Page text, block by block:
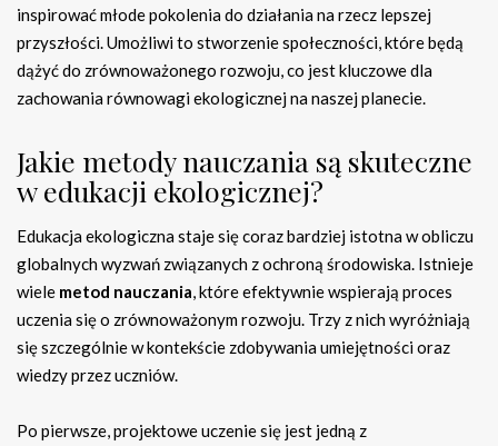
inspirować młode pokolenia do działania na rzecz lepszej
przyszłości. Umożliwi to stworzenie społeczności, które będą
dążyć do zrównoważonego rozwoju, co jest kluczowe dla
zachowania równowagi ekologicznej na naszej planecie.
Jakie metody nauczania są skuteczne
w edukacji ekologicznej?
Edukacja ekologiczna staje się coraz bardziej istotna w obliczu
globalnych wyzwań związanych z ochroną środowiska. Istnieje
wiele metod nauczania, które efektywnie wspierają proces
uczenia się o zrównoważonym rozwoju. Trzy z nich wyróżniają
się szczególnie w kontekście zdobywania umiejętności oraz
wiedzy przez uczniów.
Po pierwsze, projektowe uczenie się jest jedną z